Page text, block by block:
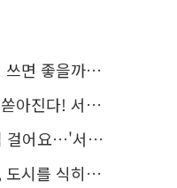
하
기
하
요? 온라인 투표
민대학 선착순 신청
스티벌' 선착순 5천명
시원한 해법은?